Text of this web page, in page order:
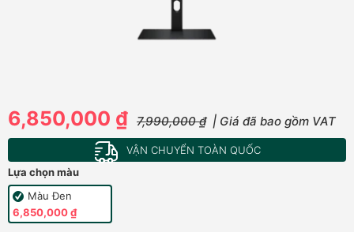
6,850,000 ₫ 7,990,000 ₫ | Giá đã bao gồm VAT
VẬN CHUYỂN TOÀN QUỐC
Lựa chọn màu
Màu Đen
6,850,000 ₫